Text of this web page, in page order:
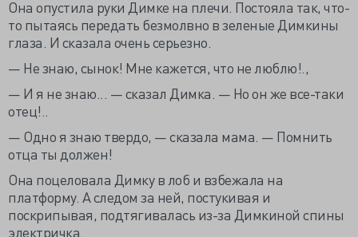
Она опустила руки Димке на плечи. Постояла так, что-
то пытаясь передать безмолвно в зеленые Димкины
глаза. И сказала очень серьезно.
— Не знаю, сынок! Мне кажется, что не люблю!.,
— И я не знаю... — сказал Димка. — Но он же все-таки
отец!..
— Одно я знаю твердо, — сказала мама. — Помнить
отца ты должен!
Она поцеловала Димку в лоб и взбежала на
платформу. А следом за ней, постукивая и
поскрипывая, подтягивалась из-за Димкиной спины
электричка.